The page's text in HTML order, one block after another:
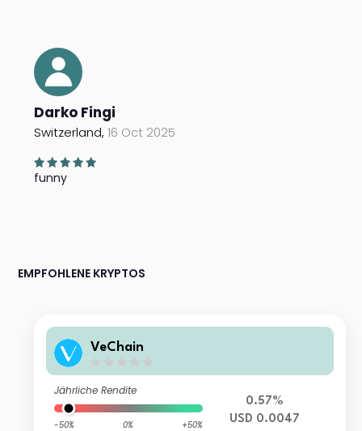
Darko Fingi
Switzerland,16 Oct 2025
funny
EMPFOHLENE KRYPTOS
VeChain
Jährliche Rendite
-50% 0% +50%
0.57%
USD 0.0047